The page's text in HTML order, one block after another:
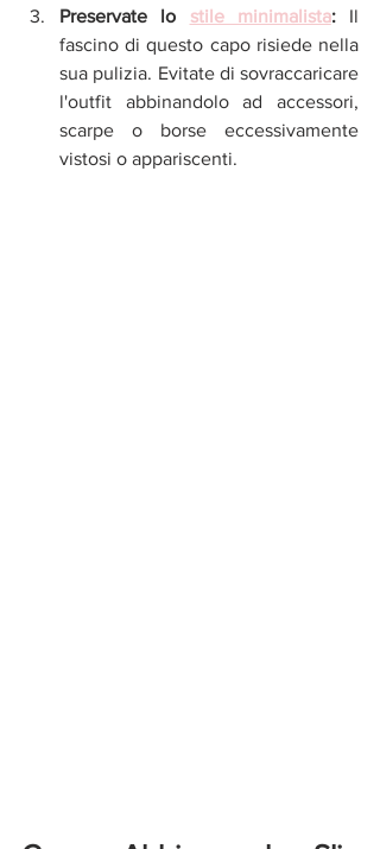
Preservate lo stile minimalista: Il
fascino di questo capo risiede nella
sua pulizia. Evitate di sovraccaricare
l'outfit abbinandolo ad accessori,
scarpe o borse eccessivamente
vistosi o appariscenti.